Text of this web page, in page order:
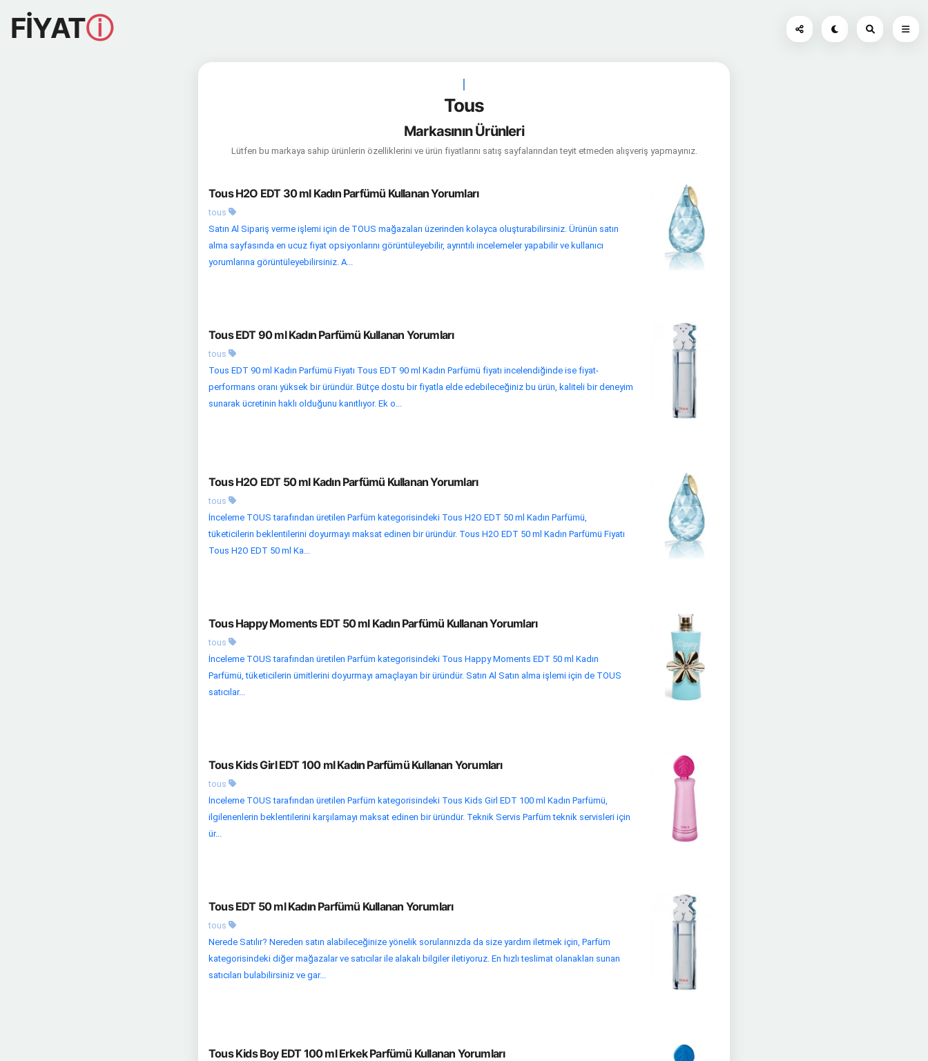
FİYATⓘ
|
Tous
Markasının Ürünleri
Lütfen bu markaya sahip ürünlerin özelliklerini ve ürün fiyatlarını satış sayfalarından teyit etmeden alışveriş yapmayınız.
Tous H2O EDT 30 ml Kadın Parfümü Kullanan Yorumları
tous
Satın Al Sipariş verme işlemi için de TOUS mağazaları üzerinden kolayca oluşturabilirsiniz. Ürünün satın
alma sayfasında en ucuz fiyat opsiyonlarını görüntüleyebilir, ayrıntılı incelemeler yapabilir ve kullanıcı
yorumlarına görüntüleyebilirsiniz. A...
Tous EDT 90 ml Kadın Parfümü Kullanan Yorumları
tous
Tous EDT 90 ml Kadın Parfümü Fiyatı Tous EDT 90 ml Kadın Parfümü fiyatı incelendiğinde ise fiyat-
performans oranı yüksek bir üründür. Bütçe dostu bir fiyatla elde edebileceğiniz bu ürün, kaliteli bir deneyim
sunarak ücretinin haklı olduğunu kanıtlıyor. Ek o...
Tous H2O EDT 50 ml Kadın Parfümü Kullanan Yorumları
tous
İnceleme TOUS tarafından üretilen Parfüm kategorisindeki Tous H2O EDT 50 ml Kadın Parfümü,
tüketicilerin beklentilerini doyurmayı maksat edinen bir üründür. Tous H2O EDT 50 ml Kadın Parfümü Fiyatı
Tous H2O EDT 50 ml Ka...
Tous Happy Moments EDT 50 ml Kadın Parfümü Kullanan Yorumları
tous
İnceleme TOUS tarafından üretilen Parfüm kategorisindeki Tous Happy Moments EDT 50 ml Kadın
Parfümü, tüketicilerin ümitlerini doyurmayı amaçlayan bir üründür. Satın Al Satın alma işlemi için de TOUS
satıcılar...
Tous Kids Girl EDT 100 ml Kadın Parfümü Kullanan Yorumları
tous
İnceleme TOUS tarafından üretilen Parfüm kategorisindeki Tous Kids Girl EDT 100 ml Kadın Parfümü,
ilgilenenlerin beklentilerini karşılamayı maksat edinen bir üründür. Teknik Servis Parfüm teknik servisleri için
ür...
Tous EDT 50 ml Kadın Parfümü Kullanan Yorumları
tous
Nerede Satılır? Nereden satın alabileceğinize yönelik sorularınızda da size yardım iletmek için, Parfüm
kategorisindeki diğer mağazalar ve satıcılar ile alakalı bilgiler iletiyoruz. En hızlı teslimat olanakları sunan
satıcıları bulabilirsiniz ve gar...
Tous Kids Boy EDT 100 ml Erkek Parfümü Kullanan Yorumları